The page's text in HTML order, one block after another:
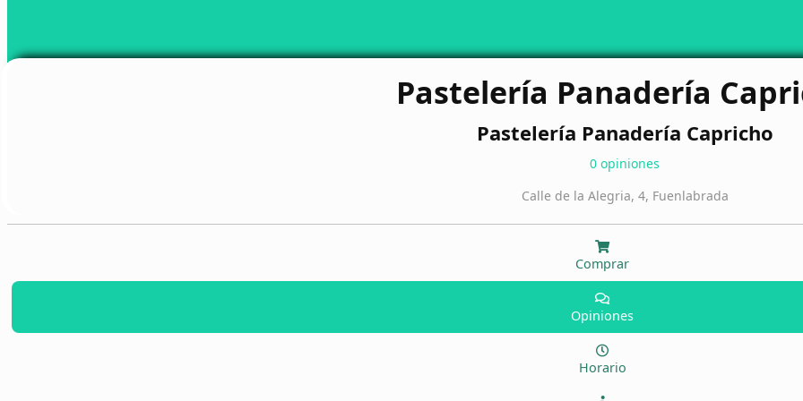
Pastelería Panadería
Pastelería Panadería Capricho
0 opiniones
Calle de la Alegria, 4, Fuenlabrada
Comprar
Opiniones
Horario